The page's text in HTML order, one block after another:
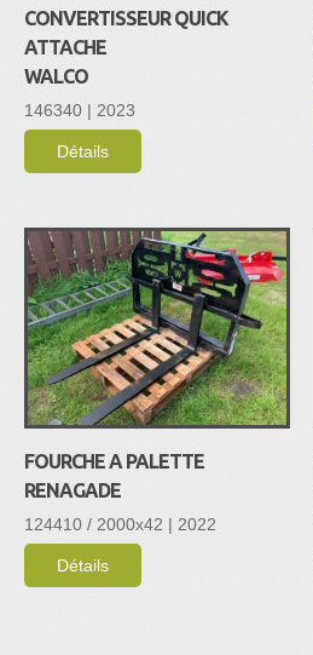
CONVERTISSEUR QUICK
ATTACHE
WALCO
146340 | 2023
Détails
FOURCHE A PALETTE
RENAGADE
124410 / 2000x42 | 2022
Détails